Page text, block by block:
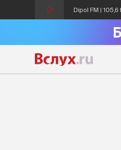
Dipol FM | 105,6